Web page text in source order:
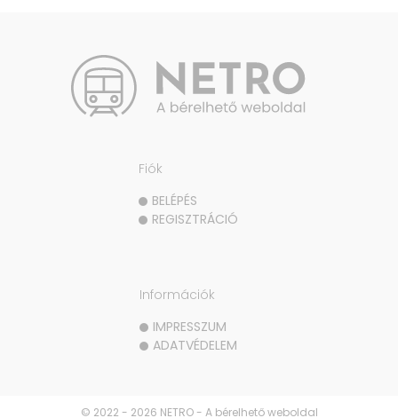
Információk
IMPRESSZUM
ADATVÉDELEM
Fiók
BELÉPÉS
REGISZTRÁCIÓ
© 2022 - 2026 NETRO - A bérelhető weboldal